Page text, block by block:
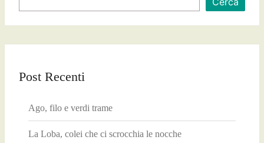
Post Recenti
Ago, filo e verdi trame
La Loba, colei che ci scrocchia le nocche